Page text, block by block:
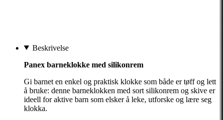
Beskrivelse
Panex barneklokke med silikonrem
Gi barnet en enkel og praktisk klokke som både er tøff og lett
å bruke: denne barneklokken med sort silikonrem og skive er
ideell for aktive barn som elsker å leke, utforske og lære seg
klokka.